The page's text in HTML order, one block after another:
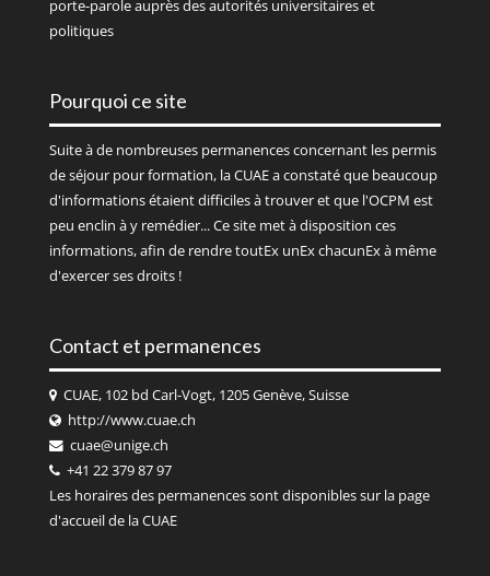
porte-parole auprès des autorités universitaires et
politiques
Pourquoi ce site
Suite à de nombreuses permanences concernant les permis
de séjour pour formation, la CUAE a constaté que beaucoup
d'informations étaient difficiles à trouver et que l'OCPM est
peu enclin à y remédier... Ce site met à disposition ces
informations, afin de rendre toutEx unEx chacunEx à même
d'exercer ses droits !
Contact et permanences
CUAE, 102 bd Carl-Vogt, 1205 Genève, Suisse
http://www.cuae.ch
cuae@unige.ch
+41 22 379 87 97
Les horaires des permanences sont disponibles sur la page
d'accueil de laCUAE